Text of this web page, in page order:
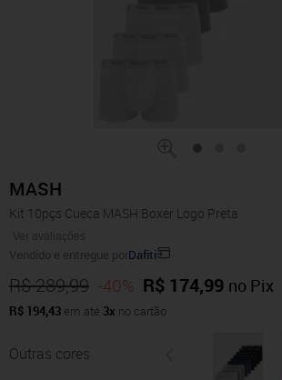
MASH
Kit 10pçs Cueca MASH Boxer Logo Preta
Ver avaliações
Vendido e entregue porDafiti
R$ 289,99 -40% R$ 174,99 no Pix
R$ 194,43 em até 3x no cartão
Outras cores